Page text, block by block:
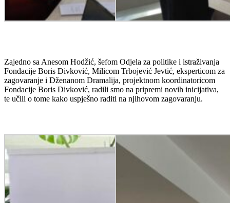
Zajedno sa Anesom Hodžić, šefom Odjela za politike i istraživanja
Fondacije Boris Divković, Milicom Trbojević Jevtić, eksperticom za
zagovaranje i Dženanom Dramalija, projektnom koordinatoricom
Fondacije Boris Divković, radili smo na pripremi novih inicijativa,
te učili o tome kako uspješno raditi na njihovom zagovaranju.